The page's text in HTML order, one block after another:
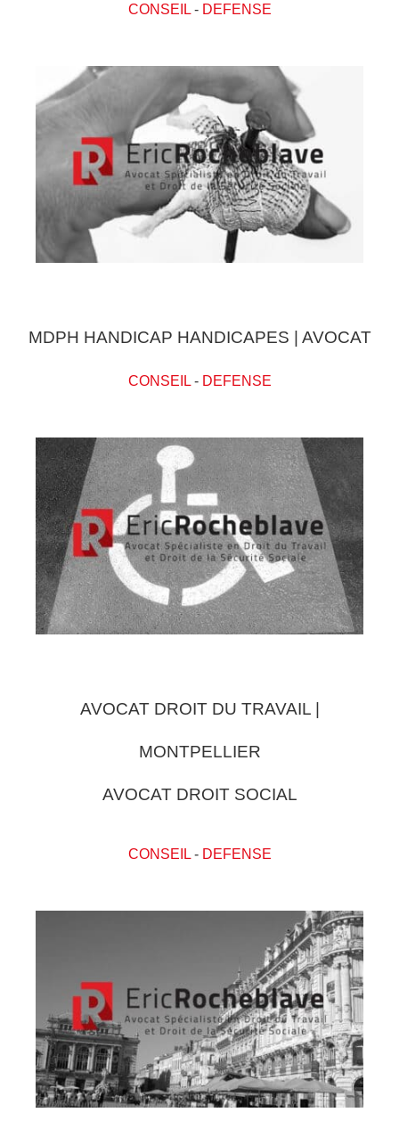
CONSEIL- DEFENSE
MDPH HANDICAP HANDICAPES | AVOCAT
CONSEIL- DEFENSE
AVOCAT DROIT DU TRAVAIL |
MONTPELLIER
AVOCAT DROIT SOCIAL
CONSEIL- DEFENSE